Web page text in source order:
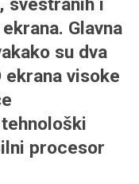
Glavna
su dva
ekrana visoke
procesor